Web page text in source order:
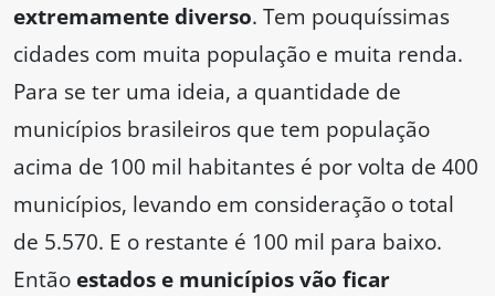
extremamente diverso. Tem pouquíssimas
cidades com muita população e muita renda.
Para se ter uma ideia, a quantidade de
municípios brasileiros que tem população
acima de 100 mil habitantes é por volta de 400
municípios, levando em consideração o total
de 5.570. E o restante é 100 mil para baixo.
Então estados e municípios vão ficar